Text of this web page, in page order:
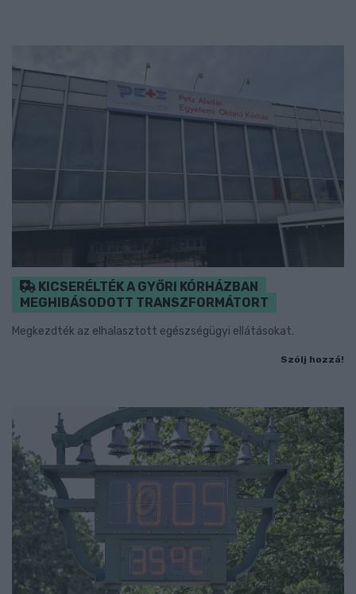
KICSERÉLTÉK A GYŐRI KÓRHÁZBAN
MEGHIBÁSODOTT TRANSZFORMÁTORT
Megkezdték az elhalasztott egészségügyi ellátásokat.
Szólj hozzá!